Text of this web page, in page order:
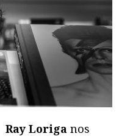
Ray Loriga nos